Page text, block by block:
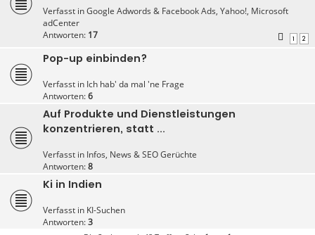
Verfasst inGoogle Adwords & Facebook Ads, Yahoo!, Microsoft
adCenter
Antworten: 17 1 2
Pop-up einbinden?
Verfasst in Ich hab' da mal 'ne Frage
Antworten:6
Auf Produkte und Dienstleistungen
konzentrieren, statt ...
Verfasst in Infos, News & SEO Gerüchte
Antworten:8
Ki in Indien
Verfasst in KI-Suchen
Antworten:3